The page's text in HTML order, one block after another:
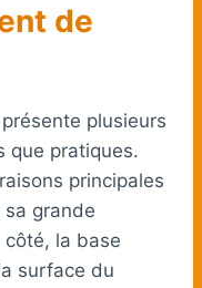
de
présente plusieurs
que pratiques.
principales
sa grande
côté, la base
surface du